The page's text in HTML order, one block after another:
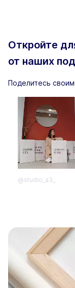
Откройте
от наших
Поделитесь
@studio_a3_